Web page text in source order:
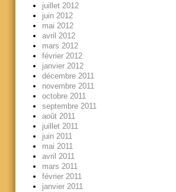
juillet 2012
juin 2012
mai 2012
avril 2012
mars 2012
février 2012
janvier 2012
décembre 2011
novembre 2011
octobre 2011
septembre 2011
août 2011
juillet 2011
juin 2011
mai 2011
avril 2011
mars 2011
février 2011
janvier 2011